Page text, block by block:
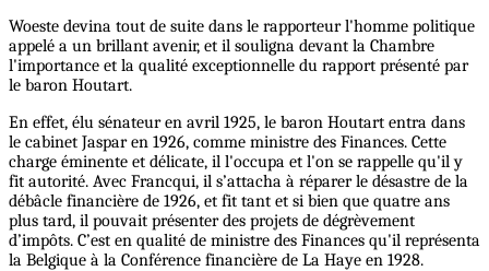
Woeste devina tout de suite dans le rapporteur l'homme politique
appelé a un brillant avenir, et il souligna devant la Chambre
l'importance et la qualité exceptionnelle du rapport présenté par
le baron Houtart.
En effet, élu sénateur en avril 1925, le baron Houtart entra dans
le cabinet Jaspar en 1926, comme ministre des Finances. Cette
charge éminente et délicate, il l'occupa et l'on se rappelle qu'il y
fit autorité. Avec Francqui, il s’attacha à réparer le désastre de la
débâcle financière de 1926, et fit tant et si bien que quatre ans
plus tard, il pouvait présenter des projets de dégrèvement
d’impôts. C’est en qualité de ministre des Finances qu'il représenta
la Belgique à la Conférence financière de La Haye en 1928.